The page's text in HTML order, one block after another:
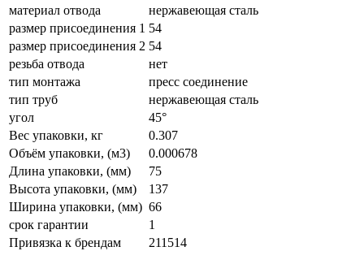
материал отвода
нержавеющая сталь
размер присоединения 1 54
размер присоединения 2 54
резьба отвода
нет
тип монтажа
пресс соединение
тип труб
нержавеющая сталь
угол
45°
Вес упаковки, кг
0.307
Объём упаковки, (м3)
0.000678
Длина упаковки, (мм)
75
Высота упаковки, (мм)
137
Ширина упаковки, (мм) 66
срок гарантии
1
Привязка к брендам
211514